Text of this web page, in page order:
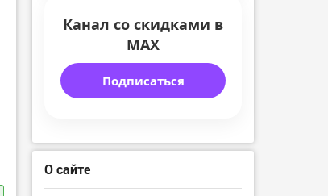
Канал со скидками в
MAX
Подписаться
О сайте